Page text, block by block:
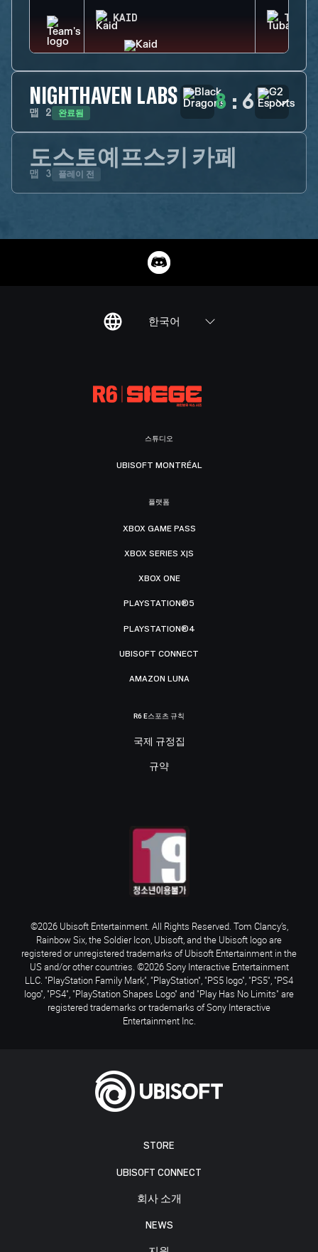
KAID
NIGHTHAVEN LABS
맵 2 완료됨 8 : 6
도스토예프스키 카페
맵 3 플레이 전
한국어
STORE
UBISOFT CONNECT
회사 소개
NEWS
스튜디오
UBISOFT MONTRÉAL
플랫폼
XBOX GAME PASS
XBOX SERIES X|S
XBOX ONE
PLAYSTATION®5
PLAYSTATION®4
UBISOFT CONNECT
AMAZON LUNA
R6 E스포츠 규칙
국제 규정집
규약
©2026 Ubisoft Entertainment. All Rights Reserved. Tom Clancy’s,
Rainbow Six, the Soldier Icon, Ubisoft, and the Ubisoft logo are
registered or unregistered trademarks of Ubisoft Entertainment in the
US and/or other countries. ©2026 Sony Interactive Entertainment
LLC. "PlayStation Family Mark", "PlayStation", "PS5 logo", "PS5", "PS4
logo", "PS4", "PlayStation Shapes Logo" and "Play Has No Limits" are
registered trademarks or trademarks of Sony Interactive
Entertainment Inc.